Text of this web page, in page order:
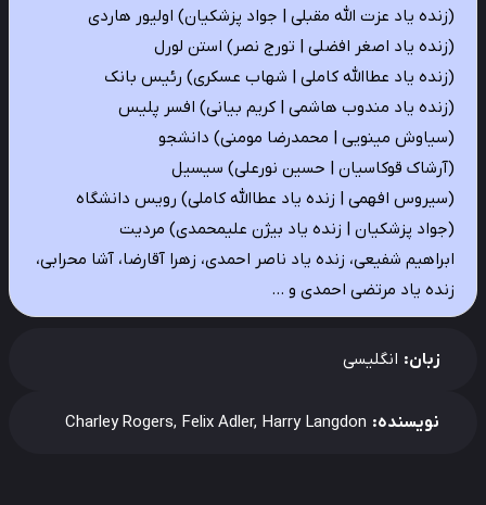
(زنده یاد عزت الله مقبلی | جواد پزشکیان) اولیور هاردی
(زنده یاد اصغر افضلی | تورج نصر) استن لورل
(زنده یاد عطاالله کاملی | شهاب عسکری) رئیس بانک
(زنده یاد مندوب هاشمی | کریم بیانی) افسر پلیس
(سیاوش مینویی | محمدرضا مومنی) دانشجو
(آرشاک قوکاسیان | حسین نورعلی) سیسیل
(سیروس افهمی | زنده یاد عطاالله کاملی) رویس دانشگاه
(جواد پزشکیان | زنده یاد بیژن علیمحمدی) مردیت
ابراهیم شفیعی، زنده یاد ناصر احمدی، زهرا آقارضا، آشا محرابی،
زنده یاد مرتضی احمدی و …
زبان: انگلیسی
نویسنده: Charley Rogers, Felix Adler, Harry Langdon